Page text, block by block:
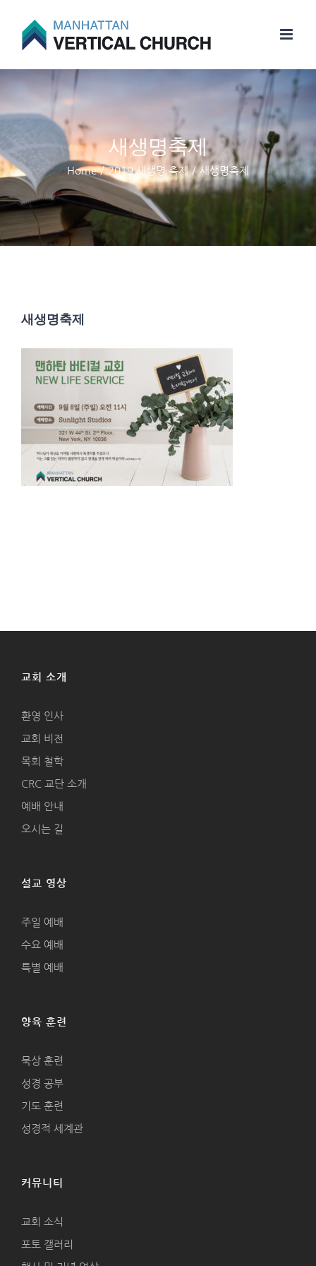
새생명축제
Home / 2019 새생명 축제 / 새생명축제
새생명축제
교회 소개
환영 인사
교회 비전
목회 철학
CRC 교단 소개
예배 안내
오시는 길
설교 영상
주일 예배
수요 예배
특별 예배
양육 훈련
묵상 훈련
성경 공부
기도 훈련
성경적 세계관
커뮤니티
교회 소식
포토 갤러리